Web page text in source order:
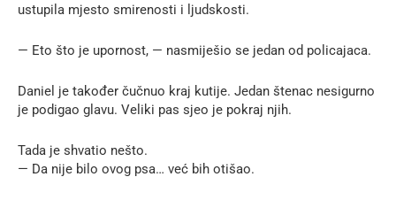
ustupila mjesto smirenosti i ljudskosti.
— Eto što je upornost, — nasmiješio se jedan od policajaca.
Daniel je također čučnuo kraj kutije. Jedan štenac nesigurno
je podigao glavu. Veliki pas sjeo je pokraj njih.
Tada je shvatio nešto.
— Da nije bilo ovog psa… već bih otišao.